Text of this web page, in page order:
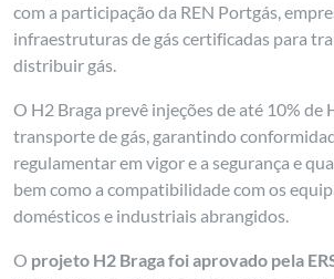
com a participação da REN Portgás,
infraestruturas de gás certificadas para
distribuir gás.
O H2 Braga prevê injeções de até 10% de
transporte de gás, garantindo
regulamentar em vigor e a segurança e
bem como a compatibilidade com os
domésticos e industriais abrangidos.
O projeto H2 Braga foi aprovado pela